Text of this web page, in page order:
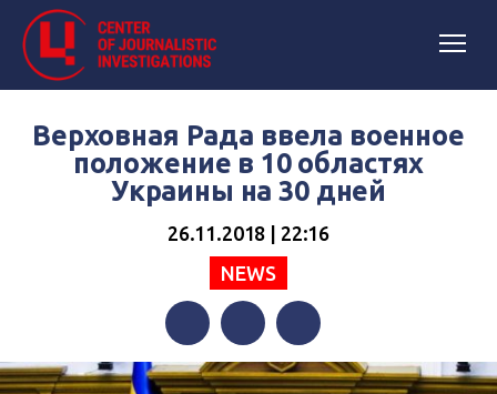
Верховная Рада ввела военное
положение в 10 областях
Украины на 30 дней
26.11.2018 | 22:16
NEWS
FacebookTwitterTelegram